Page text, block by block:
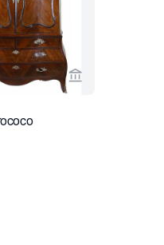
Van Nie Antiquairs
Voir la page